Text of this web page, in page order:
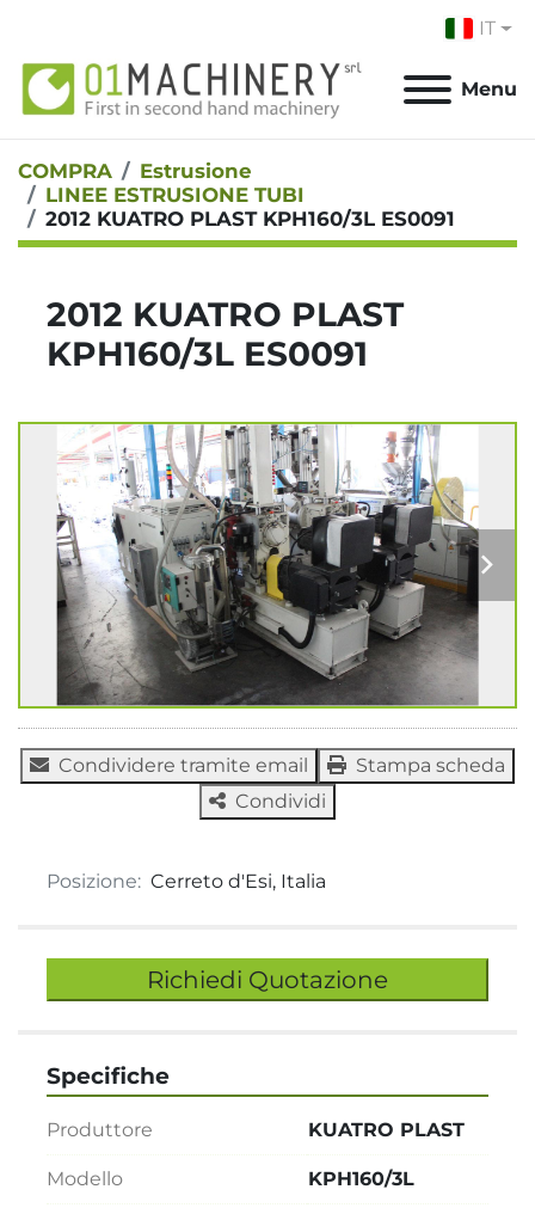
IT
Menu
COMPRA
Estrusione
LINEE ESTRUSIONE TUBI
2012 KUATRO PLAST KPH160/3L ES0091
2012 KUATRO PLAST
KPH160/3L ES0091
Condividere tramite email
Stampa scheda
Condividi
Posizione: Cerreto d'Esi, Italia
Richiedi Quotazione
Specifiche
Produttore KUATRO PLAST
Modello KPH160/3L